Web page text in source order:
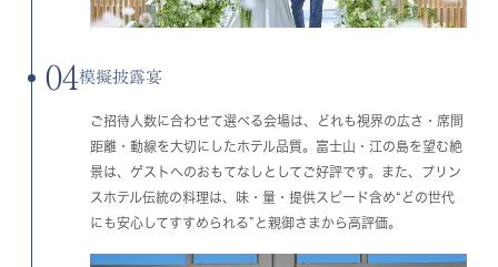
04模擬披露宴
ご招待人数に合わせて選べる会場は、どれも視界の広さ・席間
距離・動線を大切にしたホテル品質。富士山・江の島を望む絶
景は、ゲストへのおもてなしとしてご好評です。また、プリン
スホテル伝統の料理は、味・量・提供スピード含め“どの世代
にも安心してすすめられる”と親御さまから高評価。